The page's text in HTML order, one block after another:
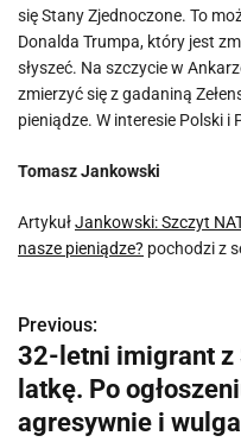
się Stany Zjednoczone. To
Donalda Trumpa, który jest
słyszeć. Na szczycie w
zmierzyć się z gadaniną
pieniądze. W interesie Polski i
Tomasz Jankowski
ArtykułJankowski: Szczyt
nasze pieniądze? pochodzi z
N
a
w
Previous:
32-letni imigrant z
latkę. Po
agresywnie i